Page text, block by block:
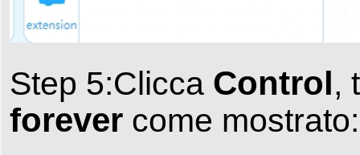
Step 5:Clicca Control,
forever come mostrato: